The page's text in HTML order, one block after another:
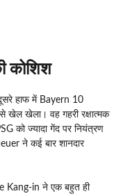
कोशिश
हाफ में Bayern 10
खेल खेला। वह गहरी रक्षात्मक
को ज्यादा गेंद पर नियंत्रण
ने कई बार शानदार
Kang-in ने एक बहुत ही